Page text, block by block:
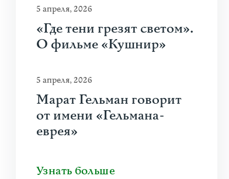
5 апреля, 2026
«Где тени грезят светом».
О фильме «Кушнир»
5 апреля, 2026
Марат Гельман говорит
от имени «Гельмана-
еврея»
Узнать больше